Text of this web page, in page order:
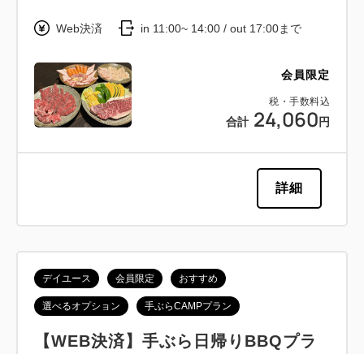
会員限定
税・手数料込
合計 24,060 円
Web決済 in 11:00~ 14:00 / out 17:00まで
詳細
デイユース 会員限定 おすすめ
選べるオプション 手ぶらCAMPプラン
【WEB決済】手ぶら日帰りBBQプラ